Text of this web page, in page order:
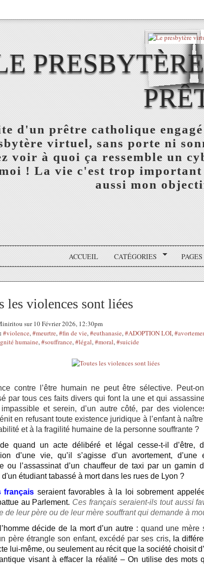
d'un prêtre catholique
virtuel, sans porte ni
voir à quoi ça ressemble un
! La vie c'est trop
aussi mon
ACCUEIL CATÉGORIES PAGES
les violences sont liées
sur 10 Février 2026, 12:30pm
#violence,#meurtre,#fin de vie,#euthanasie,#ADOPTION LOI,
humaine,#souffrance,#légal,#moral,#suicide
contre l’être humain ne peut être sélective.
Peut-
par tous ces faits divers qui font la une et qui
et serein, d’un autre côté, par des
en refusant toute existence juridique à l’enfant à
et à la fragilité humaine de la personne souffrante ?
quand un acte délibéré et légal cesse-t-il d’être,
d’une vie, qu’il s’agisse d’un avortement, d’une
ou l’assassinat d’un chauffeur de taxi par un
d'un étudiant tabassé à mort dans les rues de Lyon ?
français seraient favorables à la loi sobrement
au Parlement. Ces français seraient-ils tout aussi
de leur père ou de leur mère souffrant qui demande à
décide de la mort d’un autre : quand une mère
père étrangle son enfant, excédé par ses cris, la
lui-même, ou seulement au récit que la société choisit
visant à effacer la réalité – On utilise des mots